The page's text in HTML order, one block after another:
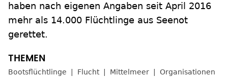
haben nach eigenen Angaben seit April 2016
mehr als 14.000 Flüchtlinge aus Seenot
gerettet.
Bootsflüchtlinge Flucht Mittelmeer Organisationen